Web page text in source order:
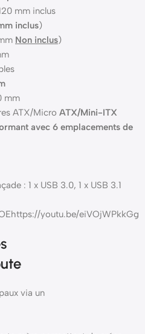
mm inclus
inclus)
Non inclus)
mm
ATX/Micro ATX/Mini-ITX
avec 6 emplacements de
: 1 x USB 3.0, 1 x USB 3.1
youtu.be/eiVOjWPkkGg
via un